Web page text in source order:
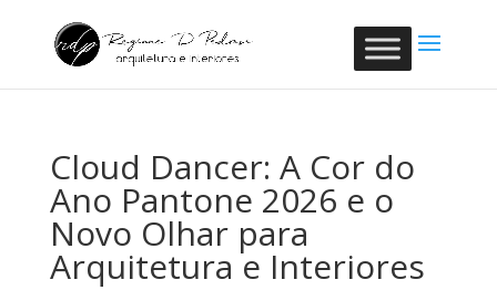
Cloud Dancer: A Cor do
Ano Pantone 2026 e o
Novo Olhar para
Arquitetura e Interiores